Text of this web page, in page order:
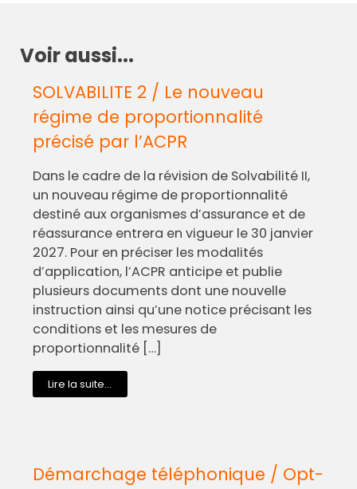
Voir aussi...
SOLVABILITE 2 / Le nouveau
régime de proportionnalité
précisé par l’ACPR
Dans le cadre de la révision de Solvabilité II,
un nouveau régime de proportionnalité
destiné aux organismes d’assurance et de
réassurance entrera en vigueur le 30 janvier
2027. Pour en préciser les modalités
d’application, l’ACPR anticipe et publie
plusieurs documents dont une nouvelle
instruction ainsi qu’une notice précisant les
conditions et les mesures de
proportionnalité […]
Lire la suite...
Démarchage téléphonique / Opt-